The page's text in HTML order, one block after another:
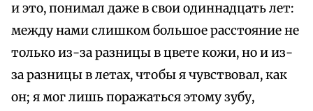
и это, понимал даже в свои одиннадцать лет:
между нами слишком большое расстояние не
только из-за разницы в цвете кожи, но и из-
за разницы в летах, чтобы я чувствовал, как
он; я мог лишь поражаться этому зубу,